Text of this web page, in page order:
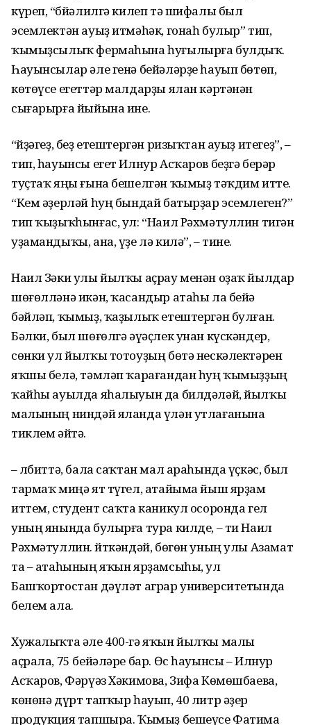
күреп, “Әбйәлилгә килеп тә шифалы был
эсемлектән ауыҙ итмәһәк, гонаһ булыр” тип,
ҡымыҙсылыҡ фермаһына һуғылырға булдыҡ.
Һауынсылар әле генә бейәләрҙе һауып бөтөп,
көтөүсе егеттәр малдарҙы ялан кәртәнән
сығарырға йыйына ине.
“Әйҙәгеҙ, беҙ етештергән ризыҡтан ауыҙ итегеҙ”, –
тип, һауынсы егет Илнур Асҡаров беҙгә берәр
туҫтаҡ яңы ғына бешелгән ҡымыҙ тәҡдим итте.
“Кем әҙер­ләй һуң бындай батырҙар эсемлеген?”
тип ҡыҙыҡһынғас, ул: “Наил Рәхмәтуллин тигән
уҙамандыҡы, ана, үҙе лә килә”, – тине.
Наил Зәки улы йылҡы аҫрау менән оҙаҡ йылдар
шөғөлләнә икән, ҡасандыр атаһы ла бейә
бәйләп, ҡымыҙ, ҡаҙылыҡ етештергән булған.
Бәлки, был шөғөлгә әүәҫлек унан күскәндер,
сөнки ул йылҡы тотоуҙың бөтә нескәлектәрен
яҡшы белә, тәмләп ҡарағандан һуң ҡымыҙҙың
ҡайһы ауылда яһалыуын да билдәләй, йылҡы
малының ниндәй яланда үлән утлағанына
тиклем әйтә.
– Әлбиттә, бала саҡтан мал араһында үҫкәс, был
тармаҡ миңә ят түгел, атайыма йыш ярҙам
иттем, студент саҡта каникул осоронда гел
уның янында булырға тура килде, – ти Наил
Рәхмәтуллин. Әйткәндәй, бөгөн уның улы Азамат
та – атаһының яҡын ярҙамсыһы, ул
Башҡортостан дәүләт аграр университетында
белем ала.
Хужалыҡта әле 400-гә яҡын йылҡы малы
аҫрала, 75 бейәләре бар. Өс һауынсы – Илнур
Асҡаров, Фәрүәз Хәки­мова, Зифа Көмөшбаева,
көнөнә дүрт тапҡыр һауып, 40 литр әҙер
продукция тапшыра. Ҡымыҙ бешеүсе Фатима